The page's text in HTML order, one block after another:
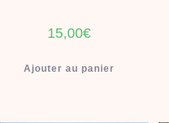
15,00€
Ajouter au panier